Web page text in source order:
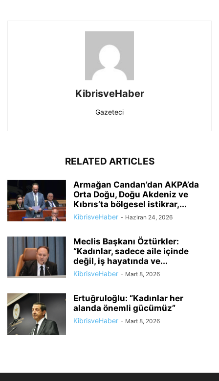
KibrisveHaber
Gazeteci
RELATED ARTICLES
Armağan Candan’dan AKPA’da
Orta Doğu, Doğu Akdeniz ve
Kıbrıs’ta bölgesel istikrar,...
KibrisveHaber - Haziran 24, 2026
Meclis Başkanı Öztürkler:
“Kadınlar, sadece aile içinde
değil, iş hayatında ve...
KibrisveHaber - Mart 8, 2026
Ertuğruloğlu: “Kadınlar her
alanda önemli gücümüz”
KibrisveHaber - Mart 8, 2026